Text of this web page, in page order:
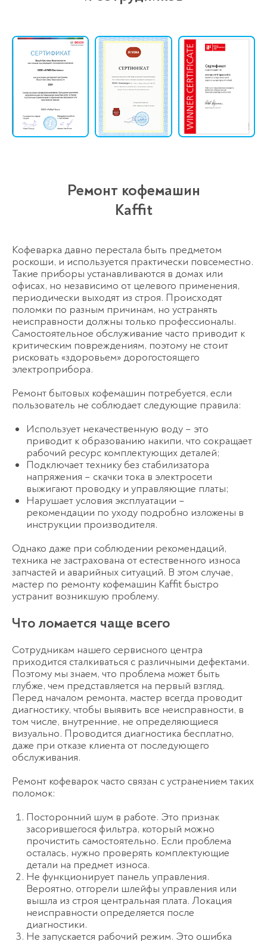
Ремонт кофемашин
Kaffit
Кофеварка давно перестала быть предметом
роскоши, и используется практически повсеместно.
Такие приборы устанавливаются в домах или
офисах, но независимо от целевого применения,
периодически выходят из строя. Происходят
поломки по разным причинам, но устранять
неисправности должны только профессионалы.
Самостоятельное обслуживание часто приводит к
критическим повреждениям, поэтому не стоит
рисковать «здоровьем» дорогостоящего
электроприбора.
Ремонт бытовых кофемашин потребуется, если
пользователь не соблюдает следующие правила:
Использует некачественную воду – это
приводит к образованию накипи, что сокращает
рабочий ресурс комплектующих деталей;
Подключает технику без стабилизатора
напряжения – скачки тока в электросети
выжигают проводку и управляющие платы;
Нарушает условия эксплуатации –
рекомендации по уходу подробно изложены в
инструкции производителя.
Однако даже при соблюдении рекомендаций,
техника не застрахована от естественного износа
запчастей и аварийных ситуаций. В этом случае,
мастер по ремонту кофемашин Kaffit быстро
устранит возникшую проблему.
Что ломается чаще всего
Сотрудникам нашего сервисного центра
приходится сталкиваться с различными дефектами.
Поэтому мы знаем, что проблема может быть
глубже, чем представляется на первый взгляд.
Перед началом ремонта, мастер всегда проводит
диагностику, чтобы выявить все неисправности, в
том числе, внутренние, не определяющиеся
визуально. Проводится диагностика бесплатно,
даже при отказе клиента от последующего
обслуживания.
Ремонт кофеварок часто связан с устранением таких
поломок:
Посторонний шум в работе. Это признак
засорившегося фильтра, который можно
прочистить самостоятельно. Если проблема
осталась, нужно проверять комплектующие
детали на предмет износа.
Не функционирует панель управления.
Вероятно, отгорели шлейфы управления или
вышла из строя центральная плата. Локация
неисправности определяется после
диагностики.
Не запускается рабочий режим. Это ошибка